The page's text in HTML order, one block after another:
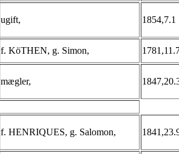
ugift,
1854,7.1
f. KöTHEN, g. Simon,
mægler,
f. HENRIQUES, g. Salomon,